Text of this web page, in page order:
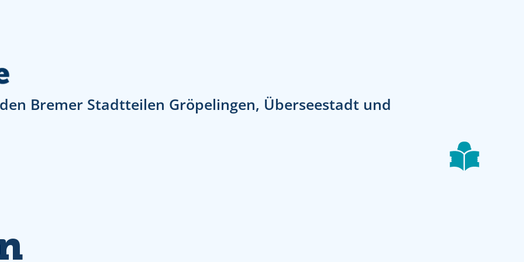
Bremer Stadtteilen Gröpelingen, Überseestadt und